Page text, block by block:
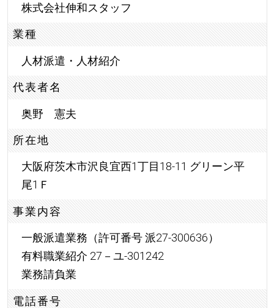
株式会社伸和スタッフ
業種
人材派遣・人材紹介
代表者名
奥野 憲夫
所在地
大阪府茨木市沢良宜西1丁目18-11 グリーン平
尾1Ｆ
事業内容
一般派遣業務（許可番号 派27-300636）
有料職業紹介 27－ユ-301242
業務請負業
電話番号